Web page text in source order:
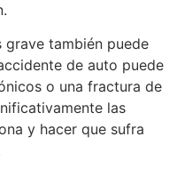
grave también puede
de auto puede
o una fractura de
las
y hacer que sufra